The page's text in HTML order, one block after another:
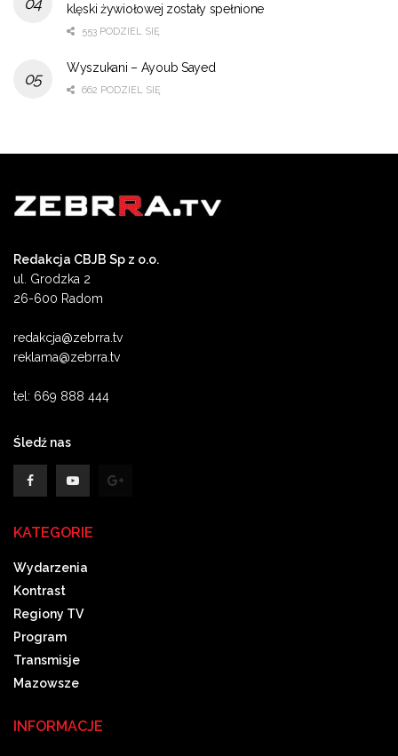
klęski żywiołowej zostały spełnione
553 PODZIEL SIĘ
Wyszukani – Ayoub Sayed
662 PODZIEL SIĘ
Redakcja CBJB Sp z o.o.
ul. Grodzka 2
26-600 Radom
redakcja@zebrra.tv
reklama@zebrra.tv
tel: 669 888 444
Śledź nas
KATEGORIE
Wydarzenia
Kontrast
Regiony TV
Program
Transmisje
Mazowsze
INFORMACJE